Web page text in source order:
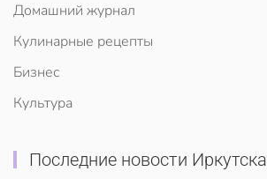
Домашний журнал
Кулинарные рецепты
Бизнес
Культура
Последние новости Иркутска